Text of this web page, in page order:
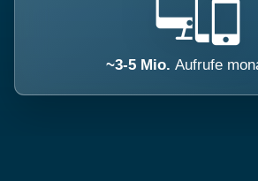
~3-5 Mio. Aufrufe